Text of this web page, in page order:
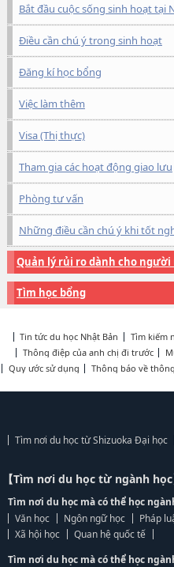
Bắt đầu cuộc sống sinh hoạt tại
Điều cần chú ý trong sinh hoạt
Đăng kí học bổng
Việc làm thêm
Visa (Thị thực)
Tham gia các hoạt động giao lưu
Phòng tư vấn
Những điều cần chú ý khi tốt
Quản lý rủi ro dành cho
Tìm học bổng
Tin tức du học Nhật Bản Tìm kiếm
Thông điệp của anh chị đi trước
Quy ước sử dụng
Thông báo về
Tìm nơi du học từ Shizuoka Đại học
【Tìm nơi du học từ ngành học
Tìm nơi du học mà có thể học
Văn học
Ngôn ngữ học Pháp
Xã hội học
Quan hệ quốc tế
Tìm nơi du học mà có thể học